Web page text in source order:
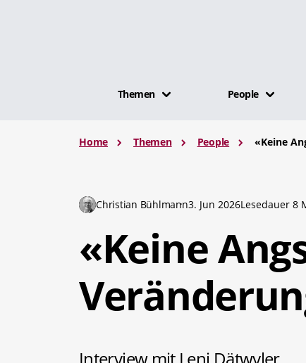
Themen People
Home Themen People «Keine
Christian Bühlmann3. Jun 2026Lesedauer 8
«Keine